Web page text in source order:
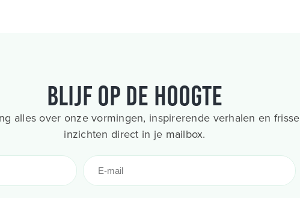
Blijf op de hoogte
alles over onze vormingen, inspirerende verhalen en frisse
inzichten direct in je mailbox.